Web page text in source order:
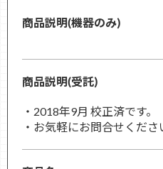
商品説明(機器のみ)
商品説明(受託)
・2018年9月 校正済です。
・お気軽にお問合せくださ